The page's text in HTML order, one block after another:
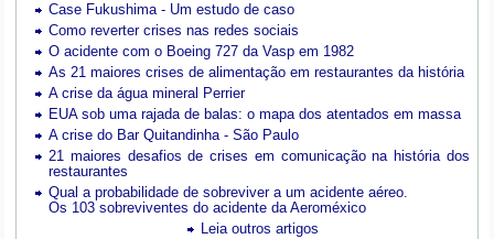
Case Fukushima - Um estudo de caso
Como reverter crises nas redes sociais
O acidente com o Boeing 727 da Vasp em 1982
As 21 maiores crises de alimentação em restaurantes da história
A crise da água mineral Perrier
EUA sob uma rajada de balas: o mapa dos atentados em massa
A crise do Bar Quitandinha - São Paulo
21 maiores desafios de crises em comunicação na história dos
restaurantes
Qual a probabilidade de sobreviver a um acidente aéreo.
Os 103 sobreviventes do acidente da Aeroméxico
Leia outros artigos